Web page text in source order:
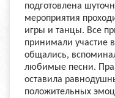
подготовлена
мероприятия
игры и танцы. Все
принимали участие
общались,
любимые песни.
оставила
положительных